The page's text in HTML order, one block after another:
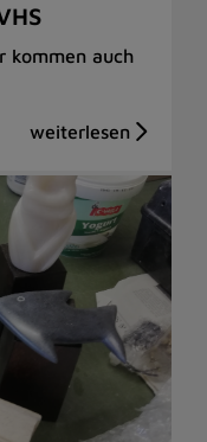
kommen auch